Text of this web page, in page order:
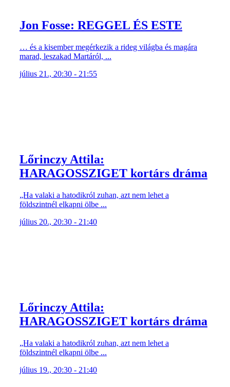
Jon Fosse: REGGEL ÉS ESTE
… és a kisember megérkezik a rideg világba és magára
marad, leszakad Martáról, ...
július 21., 20:30 - 21:55
Lőrinczy Attila:
HARAGOSSZIGET kortárs dráma
„Ha valaki a hatodikról zuhan, azt nem lehet a
földszintnél elkapni ölbe ...
július 20., 20:30 - 21:40
Lőrinczy Attila:
HARAGOSSZIGET kortárs dráma
„Ha valaki a hatodikról zuhan, azt nem lehet a
földszintnél elkapni ölbe ...
július 19., 20:30 - 21:40